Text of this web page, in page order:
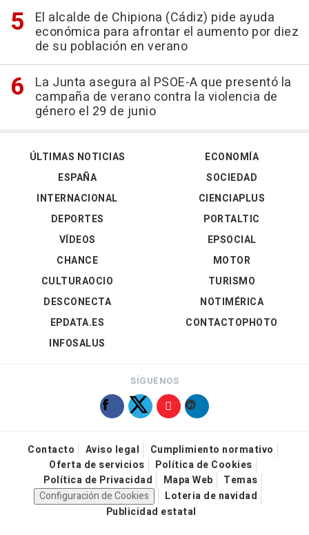
El alcalde de Chipiona (Cádiz) pide ayuda
económica para afrontar el aumento por diez
de su población en verano
La Junta asegura al PSOE-A que presentó la
campaña de verano contra la violencia de
género el 29 de junio
ÚLTIMAS NOTICIAS
ESPAÑA
INTERNACIONAL
DEPORTES
VÍDEOS
ECONOMÍA
SOCIEDAD
CIENCIAPLUS
PORTALTIC
EPSOCIAL
CHANCE
CULTURAOCIO
DESCONECTA
EPDATA.ES
INFOSALUS
MOTOR
TURISMO
NOTIMÉRICA
CONTACTOPHOTO
SÍGUENOS
Contacto Aviso legal
Cumplimiento normativo
Oferta de servicios
Política de Cookies
Política de Privacidad
Mapa Web
Temas
Configuración de Cookies
Loteria de navidad
Publicidad estatal